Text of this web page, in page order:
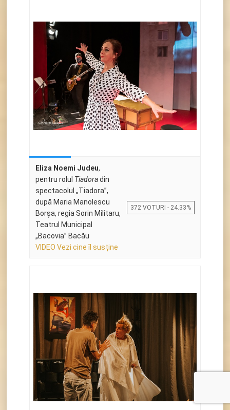
Eliza Noemi Judeu,
pentru rolul Tiadoradin
spectacolul „Tiadora”,
după Maria Manolescu
Borșa, regia Sorin Militaru,
Teatrul Municipal
„Bacovia” Bacău
VIDEO Vezi cine îl susține
372 VOTURI - 24.33%